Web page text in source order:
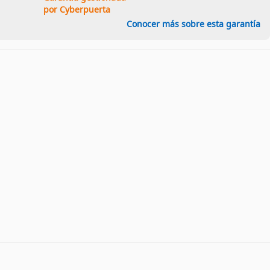
por Cyberpuerta
Conocer más sobre esta garantía